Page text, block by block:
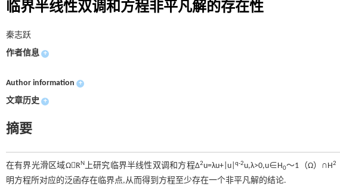
临界半线性双调和方程非平凡解的存在性
秦志跃
作者信息 +
Author information +
文章历史 +
摘要
在有界光滑区域ΩRN上研究临界半线性双调和方程Δ2u=λu+|u| q-2u,λ>0,u∈H0～1（Ω）∩H2
明方程所对应的泛函存在临界点,从而得到方程至少存在一个非平凡解的结论.